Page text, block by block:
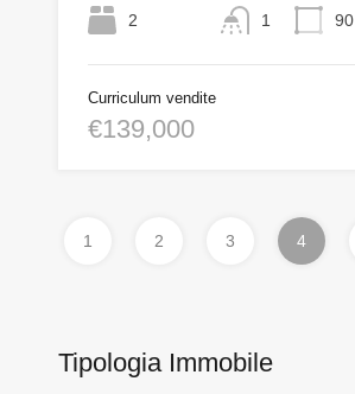
2 1 90
Curriculum vendite
€139,000
1 2 3 4
Tipologia Immobile